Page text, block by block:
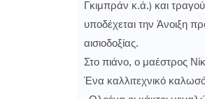
Γκιμπράν κ.ά.) και
υποδέχεται την Άνοιξη
αισιοδοξίας.
Στο πιάνο, ο μαέστρος
Ένα καλλιτεχνικό